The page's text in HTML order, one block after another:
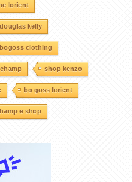
lorient
kelly
bogoss clothing
shop kenzo
bo goss lorient
e shop